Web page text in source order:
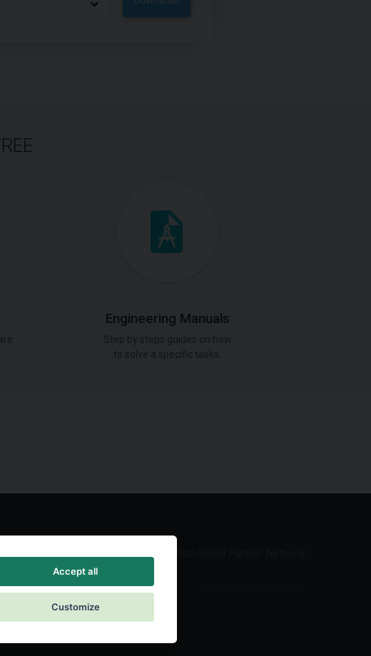
Engineering Manuals
Accept all
Customize